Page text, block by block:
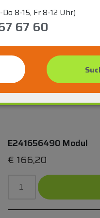
8-15, Fr 8-12 Uhr)
67 60
E241656490 Modul
€ 166,20